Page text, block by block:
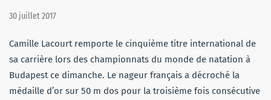
30 juillet 2017
Camille Lacourt remporte le cinquième titre international de
sa carrière lors des championnats du monde de natation à
Budapest ce dimanche. Le nageur français a décroché la
médaille d’or sur 50 m dos pour la troisième fois consécutive